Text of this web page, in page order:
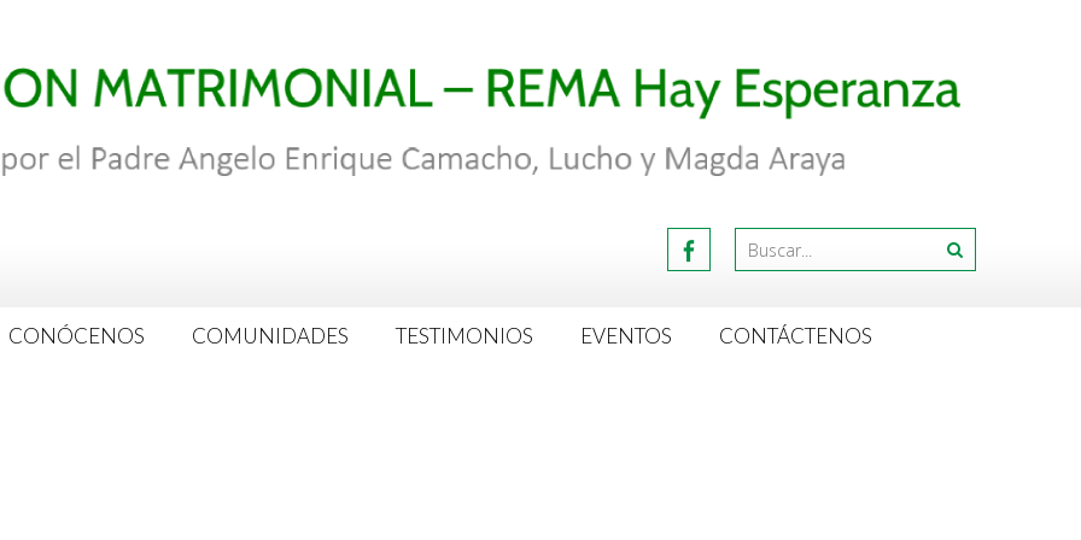
CONÓCENOS COMUNIDADES TESTIMONIOS EVENTOS CONTÁCTENOS